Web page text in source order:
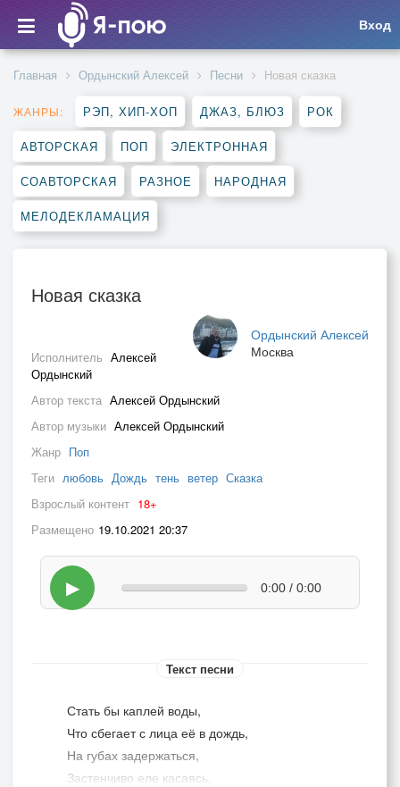
Вход
Главная Ордынский Алексей Песни Новая сказка
ЖАНРЫ: РЭП, ХИП-ХОП ДЖАЗ, БЛЮЗ РОК
АВТОРСКАЯ ПОП ЭЛЕКТРОННАЯ
СОАВТОРСКАЯ РАЗНОЕ НАРОДНАЯ
МЕЛОДЕКЛАМАЦИЯ
Новая сказка
Ордынский Алексей
Москва
Исполнитель Алексей
Ордынский
Автор текста Алексей Ордынский
Автор музыки Алексей Ордынский
Жанр Поп
Теги любовь Дождь тень ветер Сказка
Взрослый контент 18+
Размещено 19.10.2021 20:37
▶ 0:00 / 0:00
Текст песни
Стать бы каплей воды,
Что сбегает с лица её в дождь,
На губах задержаться,
Застенчиво еле касаясь,